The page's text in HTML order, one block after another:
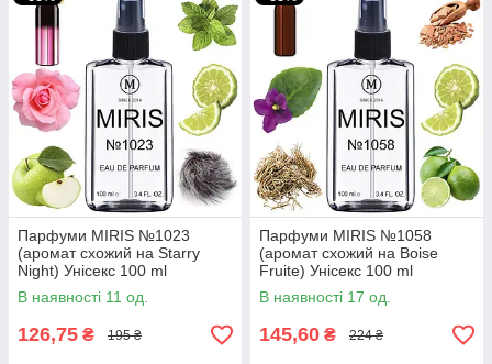
Парфуми MIRIS №1023
(аромат схожий на Starry
Night) Унісекс 100 ml
В наявності 11 од.
126,75 ₴ 195 ₴
Парфуми MIRIS №1058
(аромат схожий на Boise
Fruite) Унісекс 100 ml
В наявності 17 од.
145,60 ₴ 224 ₴